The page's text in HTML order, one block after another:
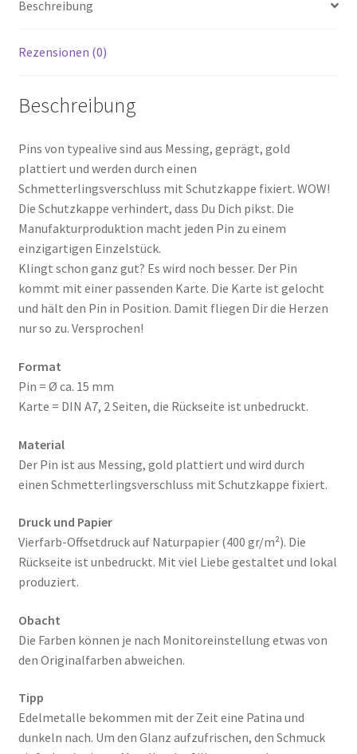
Beschreibung
Rezensionen (0)
Beschreibung
Pins von typealive sind aus Messing, geprägt, gold
plattiert und werden durch einen
Schmetterlingsverschluss mit Schutzkappe fixiert. WOW!
Die Schutzkappe verhindert, dass Du Dich pikst. Die
Manufakturproduktion macht jeden Pin zu einem
einzigartigen Einzelstück.
Klingt schon ganz gut? Es wird noch besser. Der Pin
kommt mit einer passenden Karte. Die Karte ist gelocht
und hält den Pin in Position. Damit fliegen Dir die Herzen
nur so zu. Versprochen!
Format
Pin = Ø ca. 15 mm
Karte = DIN A7, 2 Seiten, die Rückseite ist unbedruckt.
Material
Der Pin ist aus Messing, gold plattiert und wird durch
einen Schmetterlingsverschluss mit Schutzkappe fixiert.
Druck und Papier
Vierfarb-Offsetdruck auf Naturpapier (400 gr/m²). Die
Rückseite ist unbedruckt. Mit viel Liebe gestaltet und lokal
produziert.
Obacht
Die Farben können je nach Monitoreinstellung etwas von
den Originalfarben abweichen.
Tipp
Edelmetalle bekommen mit der Zeit eine Patina und
dunkeln nach. Um den Glanz aufzufrischen, den Schmuck